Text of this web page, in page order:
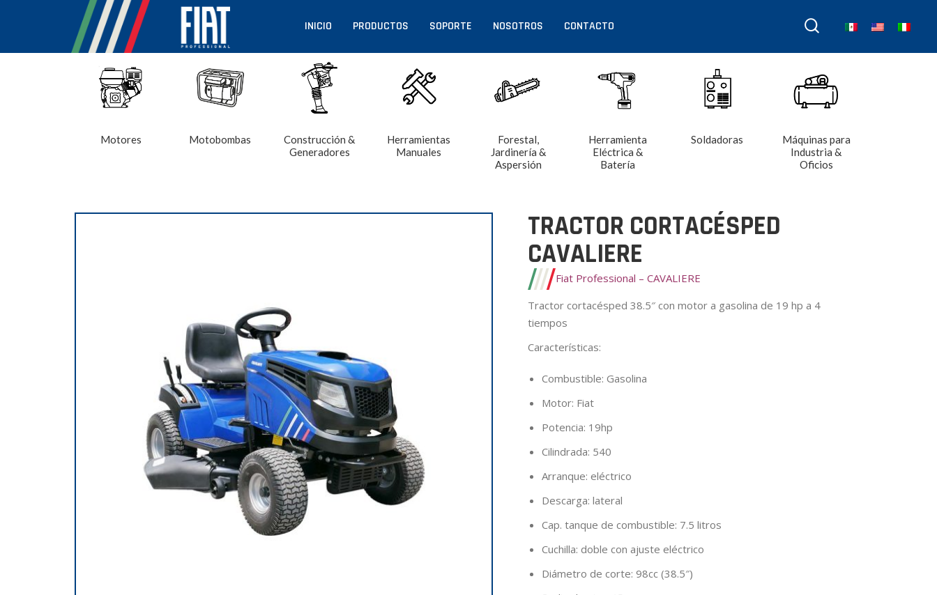
INICIO PRODUCTOS SOPORTE NOSOTROS CONTACTO
Motores Motobombas
Construcción &
Generadores
Herramientas
Manuales
Forestal,
Jardinería &
Aspersión
Herramienta
Eléctrica &
Batería
Soldadoras
Máquinas para
Industria &
Oficios
TRACTOR CORTACÉSPED
CAVALIERE
Fiat Professional – CAVALIERE
Tractor cortacésped 38.5″ con motor a gasolina de 19 hp a 4
tiempos
Características:
Combustible: Gasolina
Motor: Fiat
Potencia: 19hp
Cilindrada: 540
Arranque: eléctrico
Descarga: lateral
Cap. tanque de combustible: 7.5 litros
Cuchilla: doble con ajuste eléctrico
Diámetro de corte: 98cc (38.5″)